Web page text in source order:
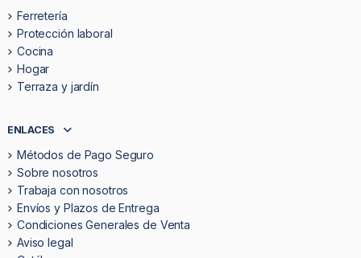
Ferretería
Protección laboral
Cocina
Hogar
Terraza y jardín
ENLACES
Métodos de Pago Seguro
Sobre nosotros
Trabaja con nosotros
Envíos y Plazos de Entrega
Condiciones Generales de Venta
Aviso legal